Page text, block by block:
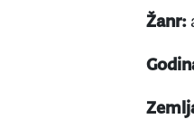
Žanr: